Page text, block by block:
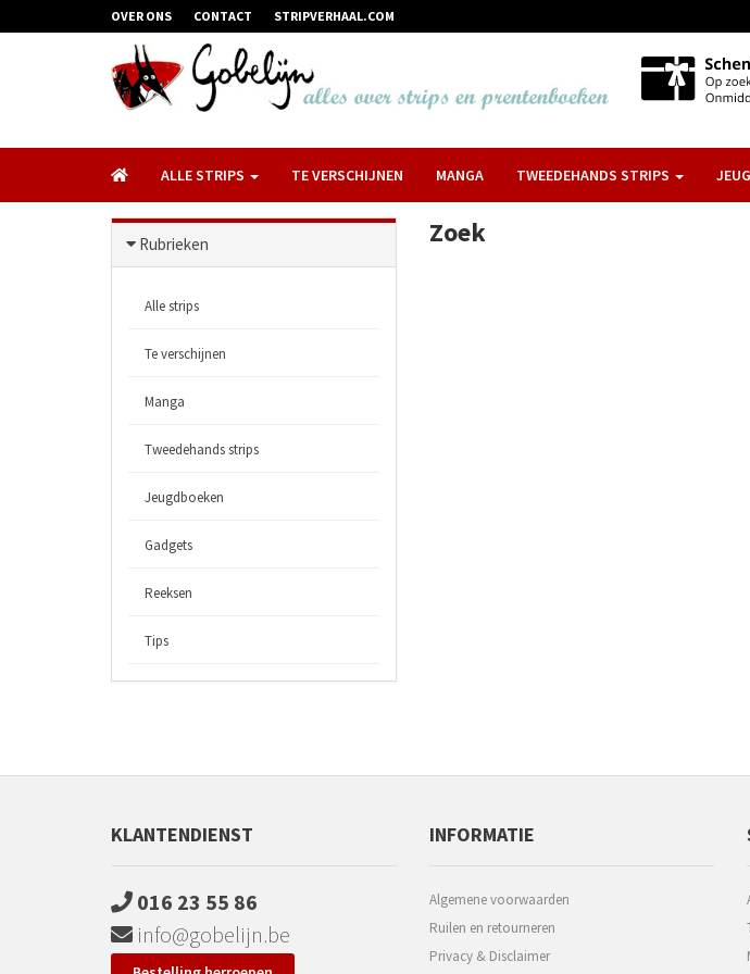
OVER ONS CONTACT STRIPVERHAAL.COM
ALLE STRIPS TE VERSCHIJNEN MANGA TWEEDEHANDS STRIPS
Rubrieken
Alle strips
Te verschijnen
Manga
Tweedehands strips
Jeugdboeken
Gadgets
Reeksen
Tips
Zoek
KLANTENDIENST
016 23 55 86
info@gobelijn.be
INFORMATIE
Algemene voorwaarden
Ruilen en retourneren
Privacy & Disclaimer